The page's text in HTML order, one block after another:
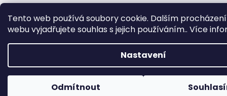
Tento web používá soubory cookie. Dalším
webu vyjadřujete souhlas s jejich používáním.. Více
Nastavení
Odmítnout